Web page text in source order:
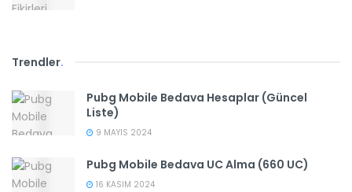
Trendler.
Pubg Mobile Bedava Hesaplar (Güncel
Liste)
9 MAYIS 2024
Pubg Mobile Bedava UC Alma (660 UC)
16 KASIM 2024